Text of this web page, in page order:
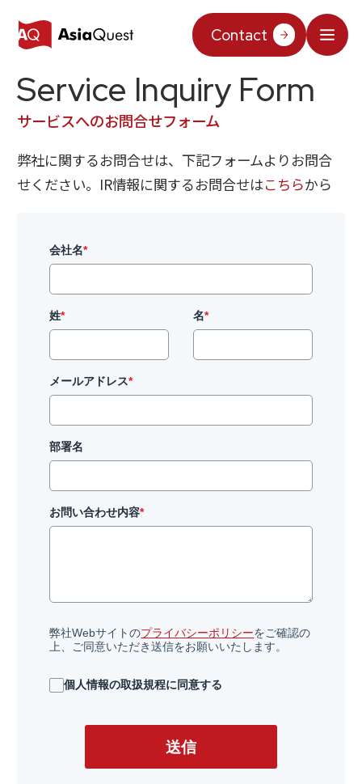
JP/ EN
What We Do
Why AsiaQuest?
Service
AQ-AI エージェントシリーズ
AI エージェント基盤構築支援
コンセプトケース
DXソリューション
建設・不動産DX
小売・流通DX
自治体DX
防災DX
情シスDX
DXコンサルティング
SAPコンサルティング
モダナイゼーション
AIエージェント／生成AI／LLM
IoT/web3D
IoT
Web3D／XRシステム
システム開発
UI/UX
クラウド
Microsoft Azure／M365
Google Cloud／Google Workspace
Projects
Information
お知らせ
イベント・ウェビナー
ウェビナー
コラム
DX Navigator
DX用語集
コーポレートメッセージ
アクセスマップ
海外拠点
IR情報
IRニュース一覧
投資家の皆様へ
コーポレート・ガバナンス
業績・財務情報
Careers
ISMS認証
Contact
Service Inquiry Form
サービスへのお問合せフォーム
弊社に関するお問合せは、下記フォームよりお問合
せください。IR情報に関するお問合せはこちらから
会社名*
姓* 名*
メールアドレス*
部署名
お問い合わせ内容*
弊社Webサイトのプライバシーポリシーをご確認の
上、ご同意いただき送信をお願いいたします。
個人情報の取扱規程に同意する
送信